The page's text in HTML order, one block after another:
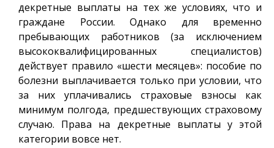
декретные выплаты на тех же условиях, что и
граждане России. Однако для временно
пребывающих работников (за исключением
высококвалифицированных специалистов)
действует правило «шести месяцев»: пособие по
болезни выплачивается только при условии, что
за них уплачивались страховые взносы как
минимум полгода, предшествующих страховому
случаю. Права на декретные выплаты у этой
категории вовсе нет.